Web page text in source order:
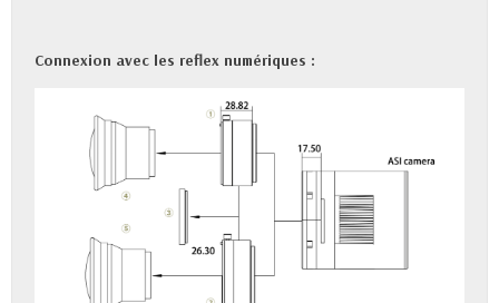
Connexion avec les reflex numériques :